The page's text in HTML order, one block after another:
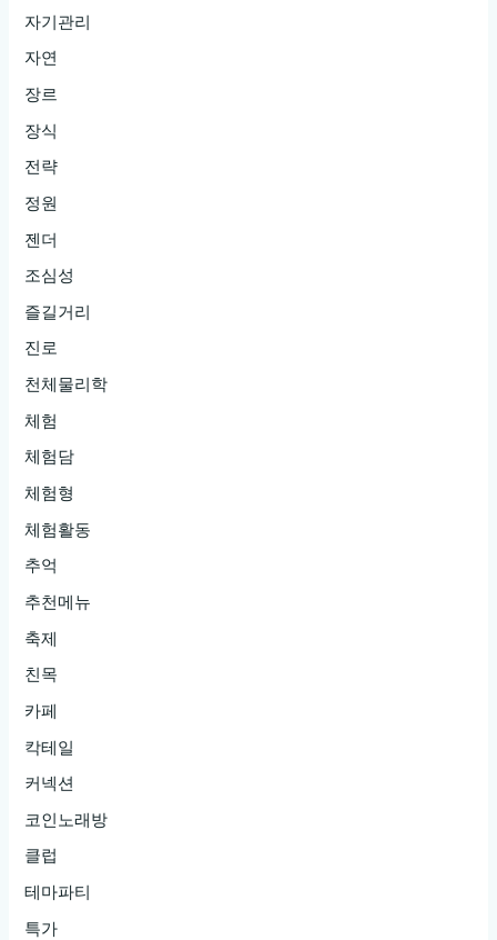
자기관리
자연
장르
장식
전략
정원
젠더
조심성
즐길거리
진로
천체물리학
체험
체험담
체험형
체험활동
추억
추천메뉴
축제
친목
카페
칵테일
커넥션
코인노래방
클럽
테마파티
특가